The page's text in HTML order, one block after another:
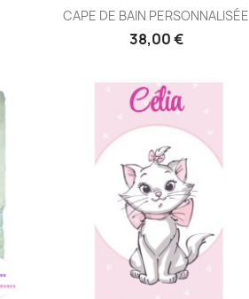
 Aperçu rapide
CAPE DE BAIN PERSONNALISÉE
38,00 €